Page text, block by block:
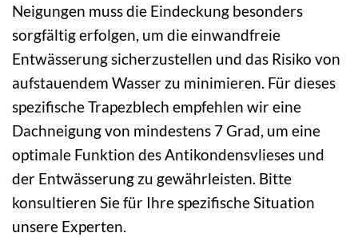
Neigungen muss die Eindeckung besonders
sorgfältig erfolgen, um die einwandfreie
Entwässerung sicherzustellen und das Risiko von
aufstauendem Wasser zu minimieren. Für dieses
spezifische Trapezblech empfehlen wir eine
Dachneigung von mindestens 7 Grad, um eine
optimale Funktion des Antikondensvlieses und
der Entwässerung zu gewährleisten. Bitte
konsultieren Sie für Ihre spezifische Situation
unsere Experten.